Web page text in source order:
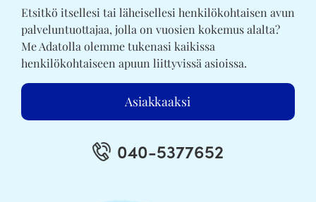
Etsitkö itsellesi tai läheisellesi henkilökohtaisen avun
palveluntuottajaa, jolla on vuosien kokemus alalta?
Me Adatolla olemme tukenasi kaikissa
henkilökohtaiseen apuun liittyvissä asioissa.
Asiakkaaksi
040-5377652